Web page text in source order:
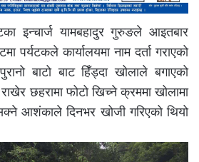
इन्चार्ज यामबहादुर गुरुङले आइतबार
पर्यटकले कार्यालयमा नाम दर्ता गराएको
बाटो बाट हिँड्दा खोलाले बगाएको
छहरामा फोटो खिच्ने क्रममा खोलामा
आशंकाले दिनभर खोजी गरिएको थियो